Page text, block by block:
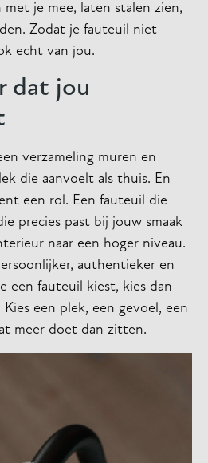
je mee, laten stalen zien,
Zodat je fauteuil niet
echt van jou.
dat jou
verzameling muren en
die aanvoelt als thuis. En
een rol. Een fauteuil die
precies past bij jouw smaak
naar een hoger niveau.
authentieker en
een fauteuil kiest, kies dan
een plek, een gevoel, een
meer doet dan zitten.